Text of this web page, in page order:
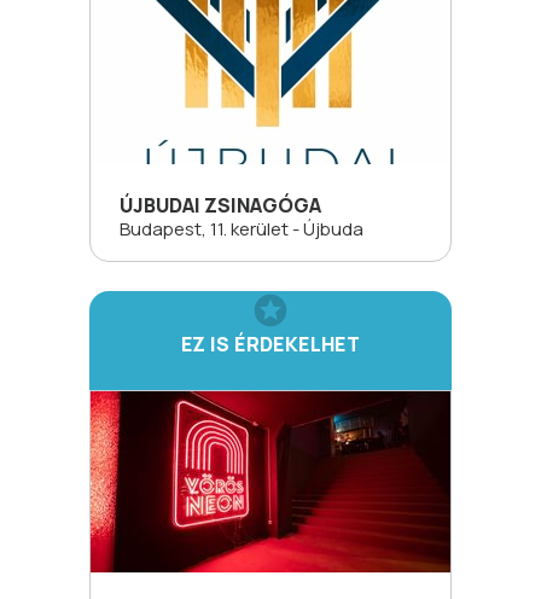
ÚJBUDAI ZSINAGÓGA
Budapest, 11. kerület - Újbuda
EZ IS ÉRDEKELHET